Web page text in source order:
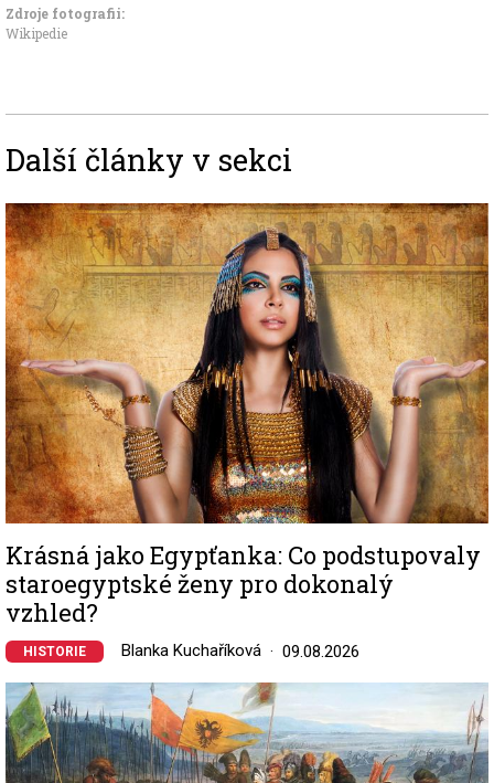
Zdroje fotografii:
Wikipedie
Další články v sekci
Image
Krásná jako Egypťanka: Co podstupovaly
staroegyptské ženy pro dokonalý
vzhled?
HISTORIE Blanka Kuchaříková 09.08.2026
Image